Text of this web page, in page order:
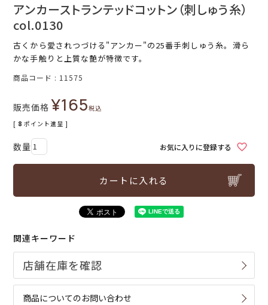
アンカーストランテッドコットン（刺しゅう糸）
col.0130
古くから愛されつづける"アンカー"の25番手刺しゅう糸。滑ら
かな手触りと上質な艶が特徴です。
商品コード 11575
販売価格 ¥165税込
[ 8 ポイント進呈 ]
お気に入りに登録する
カートに入れる
関連キーワード
商品についてのお問い合わせ